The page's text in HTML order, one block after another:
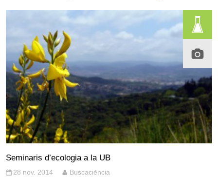
Seminaris d’ecologia a la UB
28 nov. 2014 Buscaciència